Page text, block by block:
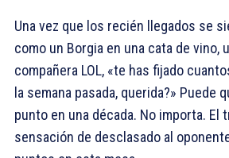
Una vez que los recién llegados se
como un Borgia en una cata de vino,
compañera LOL, «te has fijado
la semana pasada, querida?» Puede
punto en una década. No importa. El
sensación de desclasado al